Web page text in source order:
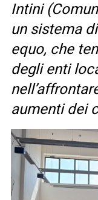
Intini
un sistema
equo, che
degli enti
aumenti dei